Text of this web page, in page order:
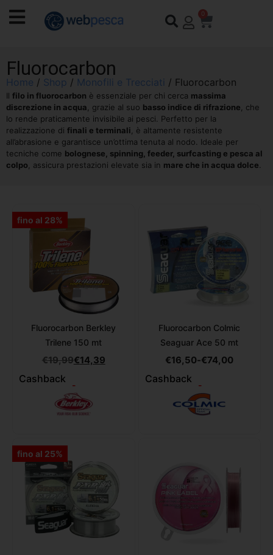
0
Fluorocarbon
Home / Shop / Monofili e Trecciati / Fluorocarbon
Il filo in fluorocarbon è essenziale per chi cerca massima
discrezione in acqua , grazie al suo basso indice di rifrazione , che
lo rende praticamente invisibile ai pesci. Perfetto per la
realizzazione di finali e terminali , è altamente resistente
all’abrasione e garantisce un’ottima tenuta al nodo. Ideale per
tecniche come bolognese, spinning, feeder, surfcasting e pesca al
colpo , assicura prestazioni elevate sia in mare che in acqua dolce
fino al 28%
Fluorocarbon Berkley
Trilene 150 mt
€19,99€14,39
Cashback
-
Fluorocarbon Colmic
Seaguar Ace 50 mt
€16,50-€74,00
Cashback
-
fino al 25%